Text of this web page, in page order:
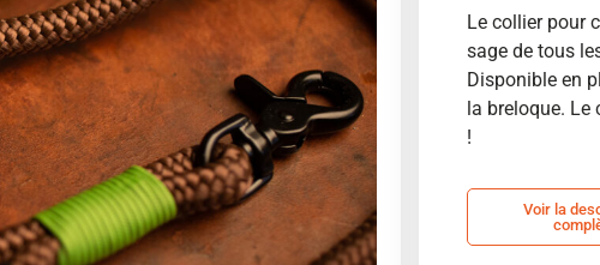
Le collier pour
sage de tous
Disponible en
la breloque.
!
Voir la